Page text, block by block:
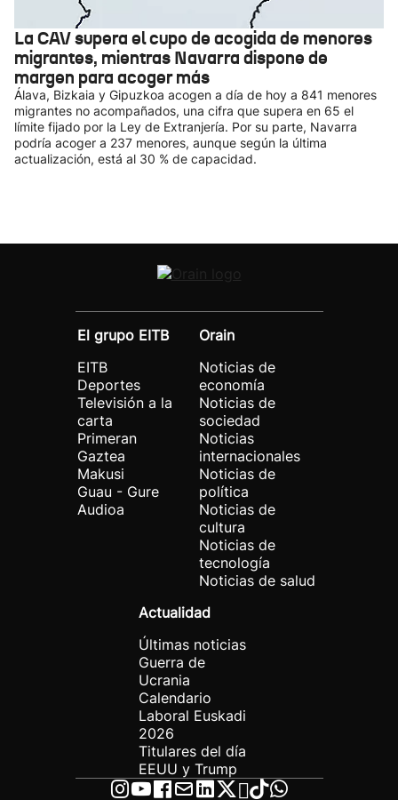
La CAV supera el cupo de acogida de menores
migrantes, mientras Navarra dispone de
margen para acoger más
Álava, Bizkaia y Gipuzkoa acogen a día de hoy a 841 menores
migrantes no acompañados, una cifra que supera en 65 el
límite fijado por la Ley de Extranjería. Por su parte, Navarra
podría acoger a 237 menores, aunque según la última
actualización, está al 30 % de capacidad.
El grupo EITB
EITB
Deportes
Televisión a la
carta
Primeran
Gaztea
Makusi
Guau - Gure
Audioa
Orain
Noticias de
economía
Noticias de
sociedad
Noticias
internacionales
Noticias de
política
Noticias de
cultura
Noticias de
tecnología
Noticias de salud
Actualidad
Últimas noticias
Guerra de
Ucrania
Calendario
Laboral Euskadi
2026
Titulares del día
EEUU y Trump